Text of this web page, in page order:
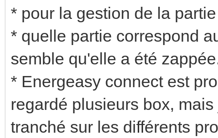
* pour la gestion de la
* quelle partie correspond
semble qu'elle a été
* Energeasy connect est
regardé plusieurs box,
tranché sur les différents